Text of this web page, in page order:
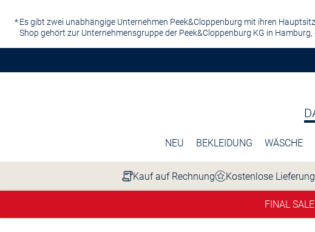
Es gibt zwei unabhängige Unternehmen Peek&Cloppenburg mit ihren
Shop gehört zur Unternehmensgruppe der Peek&Cloppenburg KG in Hamburg,
NEU BEKLEIDUNG WÄSCHE
Kauf auf Rechnung Kostenlose
FINAL SALE